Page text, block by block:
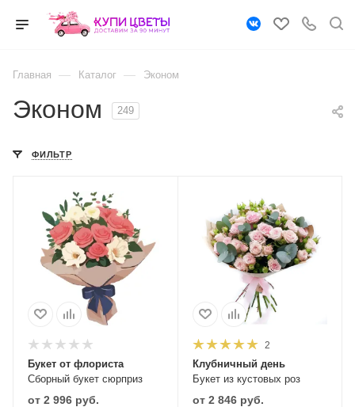
Главная — Каталог — Эконом
Эконом 249
ФИЛЬТР
Сборный букет сюрприз
Букет от флориста
от 2 996 руб.
2
Букет из кустовых роз
Клубничный день
от 2 846 руб.